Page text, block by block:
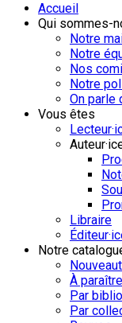
Accueil
Qui sommes-
Notre
Notre
Nos
Notre
On parle
Vous êtes
Libraire
Notre
À paraître
Par
Par